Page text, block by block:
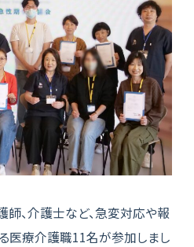
、介護士など、急変対応や報
医療介護職11名が参加しまし